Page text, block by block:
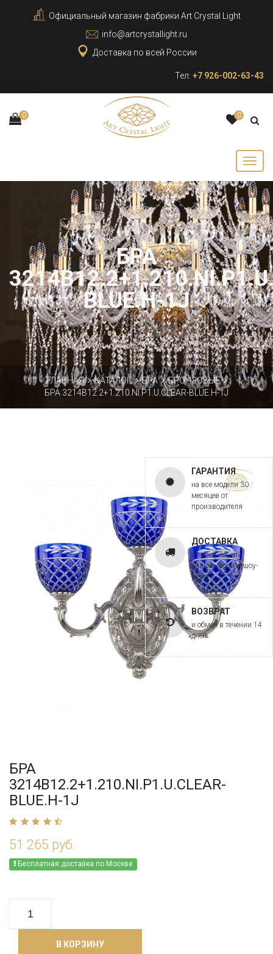
Официальный магазин фабрики Art Crystal Light
info@artcrystallight.ru
Доставка по всей России
Тел: +7 926-002-63-43
0 0
БРА
BLUE.H-1J
ГЛАВНАЯ КАТАЛОГ БРА
БРОНЗОВЫЕ
БРА 3214B12.2+1.210.NI.P1.U.CLEAR-BLUE.H-1J
БРА
3214B12.2+1.210.NI.P1.U.CLEAR-
BLUE.H-1J
51 265 руб.
Бесплатная доставка по Москве
В КОРЗИНУ
ГАРАНТИЯ
на все модели 30
месяцев от
производителя
ДОСТАВКА
по всей России.
Самовывоз из шоу-
рума
ВОЗВРАТ
и обмен в течении 14
дней